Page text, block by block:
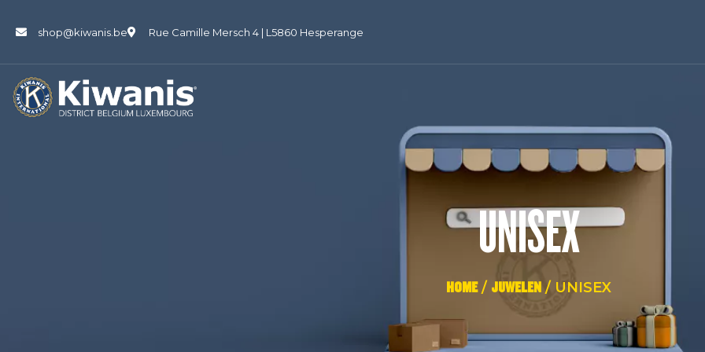
shop@kiwanis.be Rue Camille Mersch 4 | L5860 Hesperange
UNISEX
HOME/ JUWELEN / UNISEX